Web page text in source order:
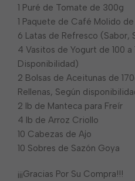
1 Puré de Tomate de 300g
1 Paquete de Café Molido
6 Latas de Refresco (Sabor,
4 Vasitos de Yogurt de 100 a
Disponibilidad)
2 Bolsas de Aceitunas de
Rellenas, Según
2 lb de Manteca para Freír
4 lb de Arroz Criollo
10 Cabezas de Ajo
10 Sobres de Sazón Goya
¡¡¡Gracias Por Su Compra!!!